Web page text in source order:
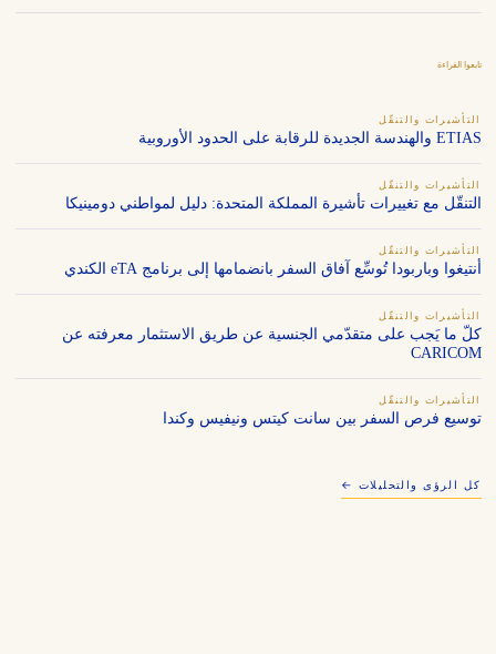
تابعوا القراءة
التأشيرات والتنقّل
ETIAS والهندسة الجديدة للرقابة على الحدود الأوروبية
التأشيرات والتنقّل
التنقّل مع تغييرات تأشيرة المملكة المتحدة: دليل لمواطني دومينيكا
التأشيرات والتنقّل
أنتيغوا وباربودا تُوسِّع آفاق السفر بانضمامها إلى برنامج eTA الكندي
التأشيرات والتنقّل
كلّ ما يَجب على متقدّمي الجنسية عن طريق الاستثمار معرفته عن
CARICOM
التأشيرات والتنقّل
توسيع فرص السفر بين سانت كيتس ونيفيس وكندا
كل الرؤى والتحليلات ←